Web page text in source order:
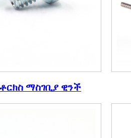
ቶርክስ ማስገቢያ ዊንች